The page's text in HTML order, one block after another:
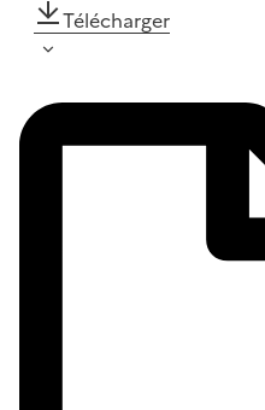
Télécharger